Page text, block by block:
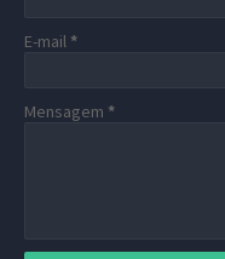
E-mail *
Mensagem *